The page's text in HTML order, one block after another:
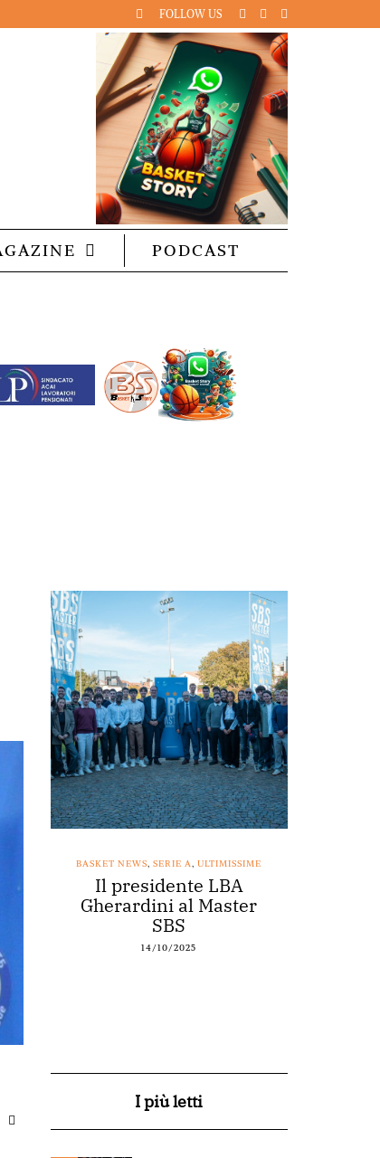
FOLLOW US
PODCAST
BASKET NEWS,SERIE A,ULTIMISSIME
Il presidente LBA
Gherardini al Master
SBS
14/10/2025
I più letti